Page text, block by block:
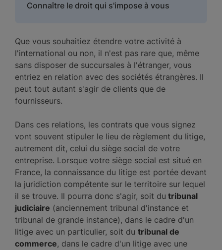
Connaître le droit qui s'impose à vous
Que vous souhaitiez étendre votre activité à
l'international ou non, il n'est pas rare que, même
sans disposer de succursales à l'étranger, vous
entriez en relation avec des sociétés étrangères. Il
peut tout autant s'agir de clients que de
fournisseurs.
Dans ces relations, les contrats que vous signez
vont souvent stipuler le lieu de règlement du litige,
autrement dit, celui du siège social de votre
entreprise. Lorsque votre siège social est situé en
France, la connaissance du litige est portée devant
la juridiction compétente sur le territoire sur lequel
il se trouve. Il pourra donc s'agir, soit du tribunal
judiciaire (anciennement tribunal d'instance et
tribunal de grande instance), dans le cadre d'un
litige avec un particulier, soit du tribunal de
commerce, dans le cadre d'un litige avec une